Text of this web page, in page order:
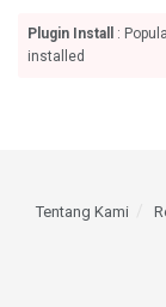
Plugin Install
:
installed
Tentang Kami